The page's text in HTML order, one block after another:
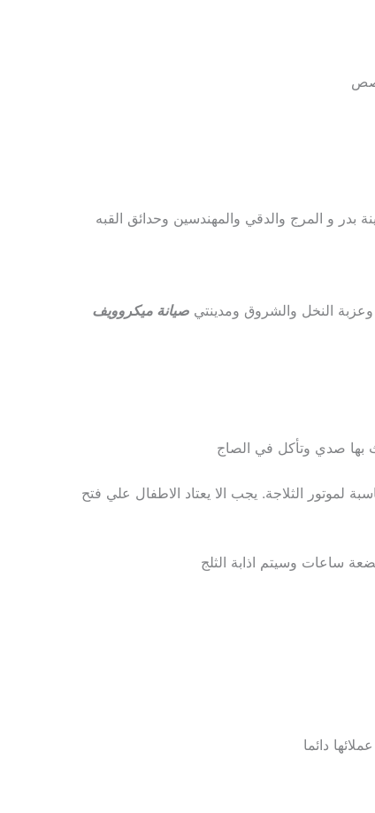
بدر و المرج والدقي والمهندسين وحدائق القبه
النخل والشروق ومدينتي صيانة ميكروويف
بها صدي وتأكل في الصاج
لموتور الثلاجة. يجب الا يعتاد الاطفال علي فتح
ساعات وسيتم اذابة الثلج
دائما